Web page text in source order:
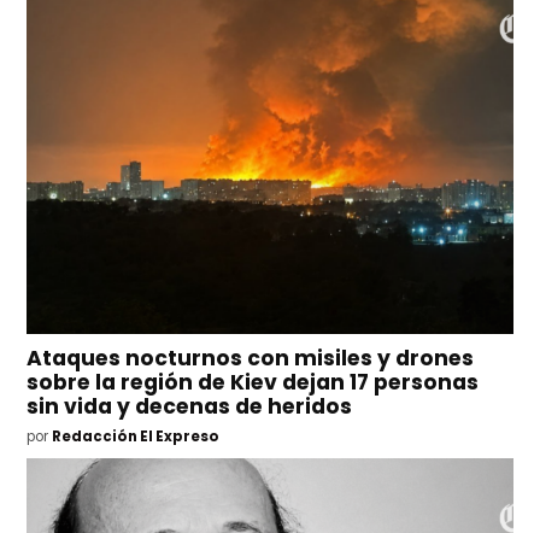
Ataques nocturnos con misiles y drones
sobre la región de Kiev dejan 17 personas
sin vida y decenas de heridos
por Redacción El Expreso